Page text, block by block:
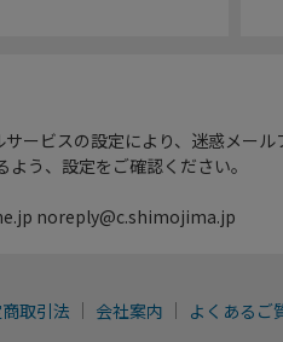
ービスの設定により、迷惑メー
う、設定をご確認ください。
noreply@c.shimojima.jp
取引法 会社案内 よくあるご